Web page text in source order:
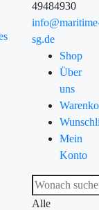
49484930
sg.de
Shop
Über
uns
Mein
Konto
Alle